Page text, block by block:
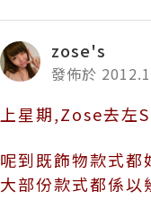
zose's
發佈於
上星期,Zose去
呢到既飾物款式都
大部份款式都係